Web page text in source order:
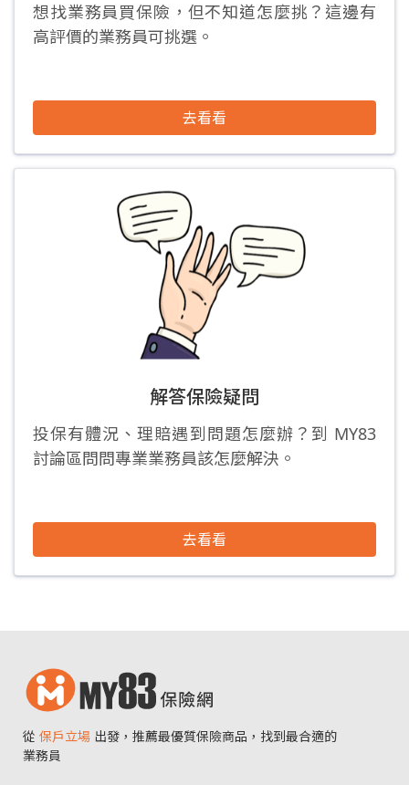
想找業務員買保險，但不知道怎麼挑？這邊有
高評價的業務員可挑選。
去看看
解答保險疑問
投保有體況、理賠遇到問題怎麼辦？到 MY83
討論區問問專業業務員該怎麼解決。
去看看
從 保戶立場 出發，推薦最優質保險商品，找到最合適的
業務員